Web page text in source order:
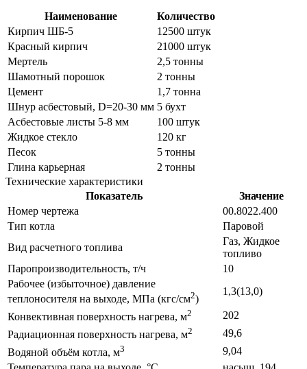
Наименование
Количество
Кирпич ШБ-5
12500 штук
Красный кирпич
21000 штук
Мертель
2,5 тонны
Шамотный порошок
2 тонны
Цемент
1,7 тонна
Шнур асбестовый, D=20-30 мм 5 бухт
Асбестовые листы 5-8 мм
100 штук
Жидкое стекло
120 кг
Песок
5 тонны
Глина карьерная
2 тонны
Технические характеристики
Показатель
Значение
Номер чертежа
00.8022.400
Тип котла
Паровой
Вид расчетного топлива
Газ, Жидкое
топливо
Паропроизводительность, т/ч
10
Рабочее (избыточное) давление
теплоносителя на выходе, МПа (кгс/см2)
1,3(13,0)
Конвективная поверхность нагрева, м2
202
Радиационная поверхность нагрева, м2
49,6
Водяной объём котла, м3
9,04